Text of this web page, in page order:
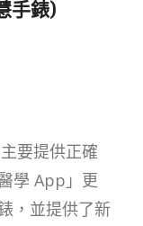
手錶)
主要提供正確
學 App」更
，並提供了新